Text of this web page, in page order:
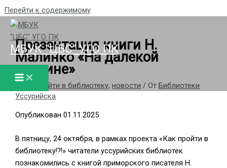
Перейти к содержимому
МБУК "ЦБС" УГО ПК
Презентация книги Н.
Малинко «На далекой
окраине»
Как пройти в библиотеку,новости / ОтБиблиотеки
Уссурийска
Опубликован 01.11.2025
В пятницу, 24 октября, в рамках проекта «Как пройти в
библиотеку!?!» читатели уссурийских библиотек
познакомились с книгой приморского писателя Н.